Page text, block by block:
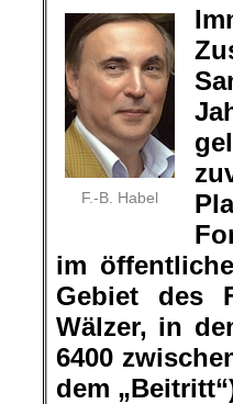
F.-B. Habel
im
Gebiet des
Wälzer, in
6400
dem